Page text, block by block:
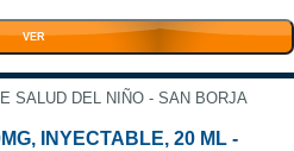
VER
SALUD DEL NIÑO - SAN BORJA
INYECTABLE, 20 ML -